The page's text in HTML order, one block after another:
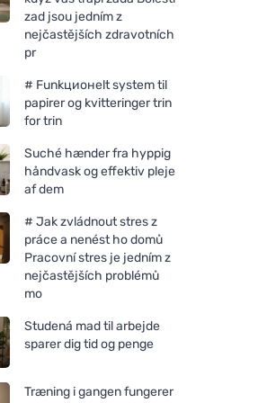
zad jsou jedním z
nejčastějších zdravotních
pr
# Funkционelt system til
papirer og kvitteringer trin
for trin
Suché hænder fra hyppig
håndvask og effektiv pleje
af dem
# Jak zvládnout stres z
práce a nenést ho domů
Pracovní stres je jedním z
nejčastějších problémů
mo
Studená mad til arbejde
sparer dig tid og penge
Træning i gangen fungerer